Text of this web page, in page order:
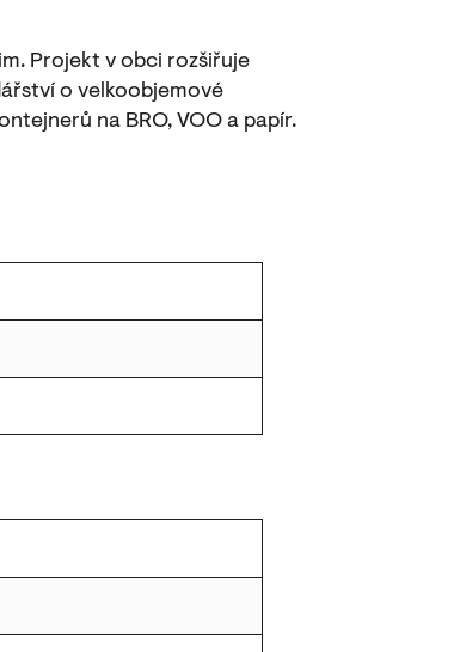
Projekt v obci rozšiřuje
o velkoobjemové
na BRO, VOO a papír.